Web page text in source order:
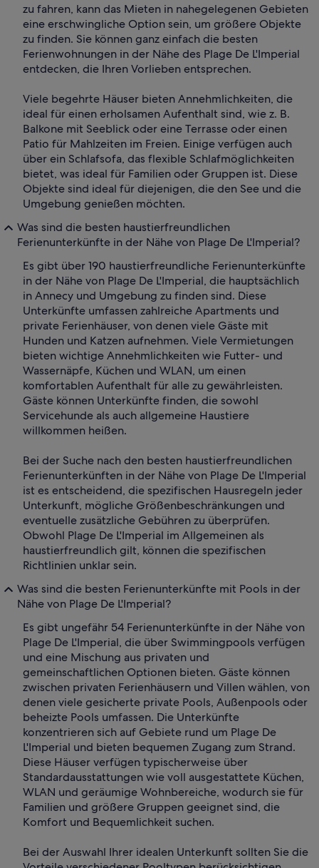
zu fahren, kann das Mieten in nahegelegenen Gebieten
eine erschwingliche Option sein, um größere Objekte
zu finden. Sie können ganz einfach die besten
Ferienwohnungen in der Nähe des Plage De L'Imperial
entdecken, die Ihren Vorlieben entsprechen.
Viele begehrte Häuser bieten Annehmlichkeiten, die
ideal für einen erholsamen Aufenthalt sind, wie z. B.
Balkone mit Seeblick oder eine Terrasse oder einen
Patio für Mahlzeiten im Freien. Einige verfügen auch
über ein Schlafsofa, das flexible Schlafmöglichkeiten
bietet, was ideal für Familien oder Gruppen ist. Diese
Objekte sind ideal für diejenigen, die den See und die
Umgebung genießen möchten.
Was sind die besten haustierfreundlichen
Ferienunterkünfte in der Nähe von Plage De L'Imperial?
Es gibt über 190 haustierfreundliche Ferienunterkünfte
in der Nähe von Plage De L'Imperial, die hauptsächlich
in Annecy und Umgebung zu finden sind. Diese
Unterkünfte umfassen zahlreiche Apartments und
private Ferienhäuser, von denen viele Gäste mit
Hunden und Katzen aufnehmen. Viele Vermietungen
bieten wichtige Annehmlichkeiten wie Futter- und
Wassernäpfe, Küchen und WLAN, um einen
komfortablen Aufenthalt für alle zu gewährleisten.
Gäste können Unterkünfte finden, die sowohl
Servicehunde als auch allgemeine Haustiere
willkommen heißen.
Bei der Suche nach den besten haustierfreundlichen
Ferienunterkünften in der Nähe von Plage De L'Imperial
ist es entscheidend, die spezifischen Hausregeln jeder
Unterkunft, mögliche Größenbeschränkungen und
eventuelle zusätzliche Gebühren zu überprüfen.
Obwohl Plage De L'Imperial im Allgemeinen als
haustierfreundlich gilt, können die spezifischen
Richtlinien unklar sein.
Was sind die besten Ferienunterkünfte mit Pools in der
Nähe von Plage De L'Imperial?
Es gibt ungefähr 54 Ferienunterkünfte in der Nähe von
Plage De L'Imperial, die über Swimmingpools verfügen
und eine Mischung aus privaten und
gemeinschaftlichen Optionen bieten. Gäste können
zwischen privaten Ferienhäusern und Villen wählen, von
denen viele gesicherte private Pools, Außenpools oder
beheizte Pools umfassen. Die Unterkünfte
konzentrieren sich auf Gebiete rund um Plage De
L'Imperial und bieten bequemen Zugang zum Strand.
Diese Häuser verfügen typischerweise über
Standardausstattungen wie voll ausgestattete Küchen,
WLAN und geräumige Wohnbereiche, wodurch sie für
Familien und größere Gruppen geeignet sind, die
Komfort und Bequemlichkeit suchen.
Bei der Auswahl Ihrer idealen Unterkunft sollten Sie die